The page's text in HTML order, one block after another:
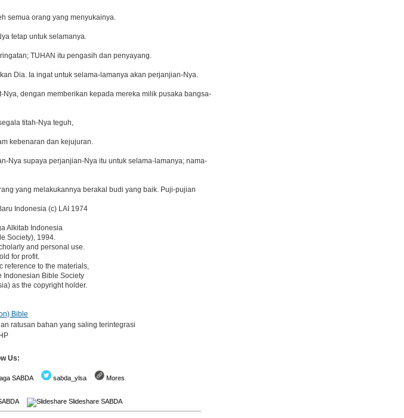
semua orang yang menyukainya.
tetap untuk selamanya.
TUHAN itu pengasih dan penyayang.
Dia. Ia ingat untuk selama-lamanya akan perjanjian-Nya.
dengan memberikan kepada mereka milik pusaka bangsa-
titah-Nya teguh,
kebenaran dan kejujuran.
Nya supaya perjanjian-Nya itu untuk selama-lamanya; nama-
yang melakukannya berakal budi yang baik. Puji-pujian
Indonesia (c) LAI 1974
Alkitab Indonesia
Society), 1994.
and personal use.
for profit.
reference to the materials,
Indonesian Bible Society
as the copyright holder.
Bible
ratusan bahan yang saling terintegrasi
Us:
SABDA sabda_ylsa Mores
Slideshare SABDA